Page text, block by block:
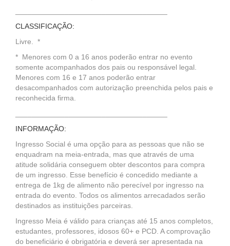
CLASSIFICAÇÃO:
Livre. *
* Menores com 0 a 16 anos poderão entrar no evento
somente acompanhados dos pais ou responsável legal.
Menores com 16 e 17 anos poderão entrar
desacompanhados com autorização preenchida pelos pais e
reconhecida firma.
INFORMAÇÃO:
Ingresso Social é uma opção para as pessoas que não se
enquadram na meia-entrada, mas que através de uma
atitude solidária conseguem obter descontos para compra
de um ingresso. Esse benefício é concedido mediante a
entrega de 1kg de alimento não perecível por ingresso na
entrada do evento. Todos os alimentos arrecadados serão
destinados as instituições parceiras.
Ingresso Meia é válido para crianças até 15 anos completos,
estudantes, professores, idosos 60+ e PCD. A comprovação
do beneficiário é obrigatória e deverá ser apresentada na